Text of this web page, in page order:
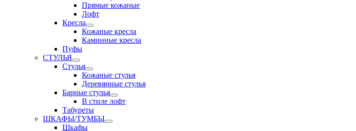
Прямые кожаные
Лофт
Кресла
Кожаные кресла
Каминные кресла
Пуфы
СТУЛЬЯ
Стулья
Кожаные стулья
Деревянные стулья
Барные стулья
В стиле лофт
Табуреты
ШКАФЫ/ТУМБЫ
Шкафы